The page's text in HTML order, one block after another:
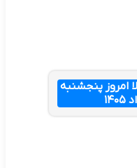
امروز پنجشنبه